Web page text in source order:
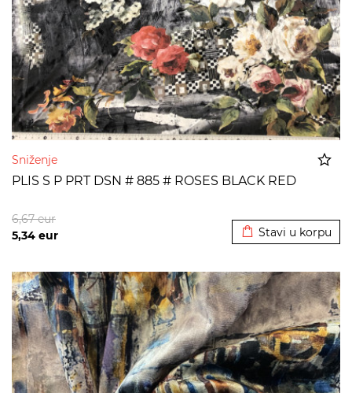
Sniženje
PLIS S P PRT DSN # 885 # ROSES BLACK RED
5,34 eur
6,67eur
Stavi u korpu